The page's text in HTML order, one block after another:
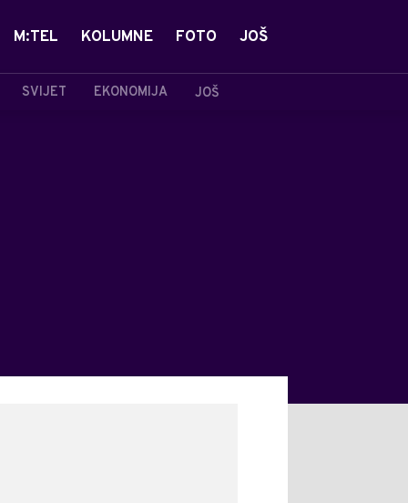
SVIJET EKONOMIJA JOŠ
M:TEL KOLUMNE FOTO JOŠ